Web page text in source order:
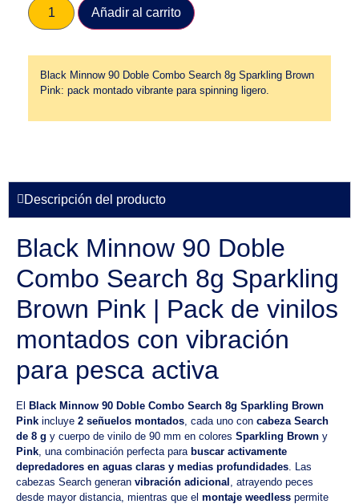
Añadir al carrito
Black Minnow 90 Doble Combo Search 8g Sparkling Brown
Pink: pack montado vibrante para spinning ligero.
Descripción del producto
Black Minnow 90 Doble
Combo Search 8g Sparkling
Brown Pink | Pack de vinilos
montados con vibración
para pesca activa
El
Black Minnow 90 Doble Combo Search 8g Sparkling Brown
Pink incluye 2 señuelos montados , cada uno con cabeza Search
de 8 g y cuerpo de vinilo de 90 mm en colores Sparkling Brown y
Pink , una combinación perfecta para buscar activamente
depredadores en aguas claras y medias profundidades . Las
cabezas Search generan vibración adicional
, atrayendo peces
desde mayor distancia, mientras que el montaje weedless permite